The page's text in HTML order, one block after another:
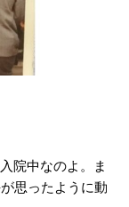
院中なのよ。ま
思ったように動